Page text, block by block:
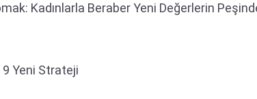
Kadınlarla Beraber Yeni Değerlerin
Yeni Strateji